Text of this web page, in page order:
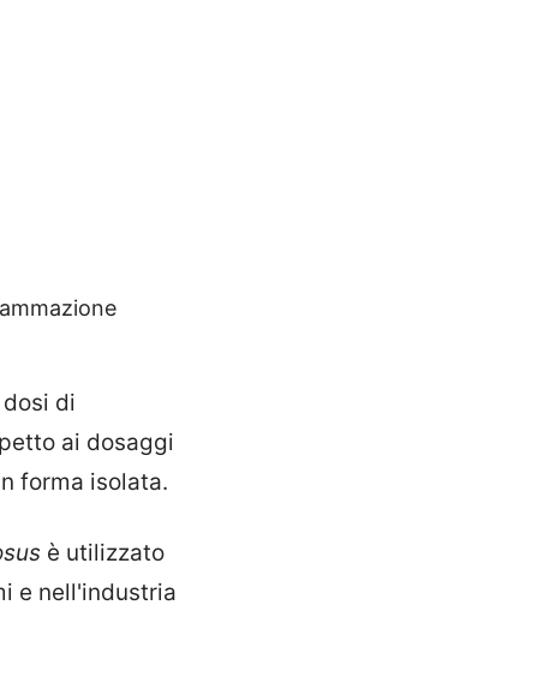
di
ai dosaggi
forma isolata.
è utilizzato
e nell'industria